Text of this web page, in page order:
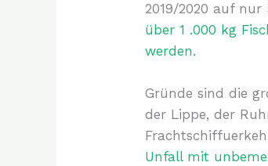
2019/2020 auf nur
über 1 .000 kg
werden.
Gründe sind die
der Lippe, der
Unfall mit